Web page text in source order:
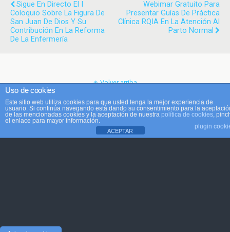
Sigue En Directo El I
Coloquio Sobre La Figura De
San Juan De Dios Y Su
Contribución En La Reforma
De La Enfermería
Webimar Gratuito Para
Presentar Guías De Práctica
Clínica RQIA En La Atención Al
Parto Normal
Volver arriba
Móvil Escritorio
Uso de cookies
Este sitio web utiliza cookies para que usted tenga la mejor experiencia de
usuario. Si continúa navegando está dando su consentimiento para la
de las mencionadas cookies y la aceptación de nuestra política de cookies ,
el enlace para mayor información.
plugin
ACEPTAR